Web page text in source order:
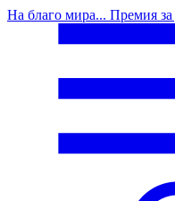
На благо мира... Премия за